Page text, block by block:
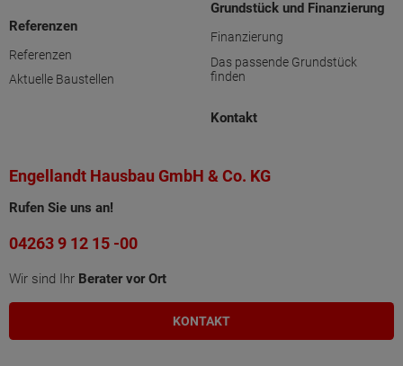
Referenzen
Referenzen
Aktuelle Baustellen
Grundstück und Finanzierung
Finanzierung
Das passende Grundstück
finden
Kontakt
Engellandt Hausbau GmbH & Co. KG
Rufen Sie uns an!
04263 9 12 15 -00
Wir sind Ihr Berater vor Ort
KONTAKT